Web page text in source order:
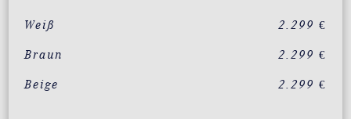
Weiß 2.299 €
Braun 2.299 €
Beige 2.299 €